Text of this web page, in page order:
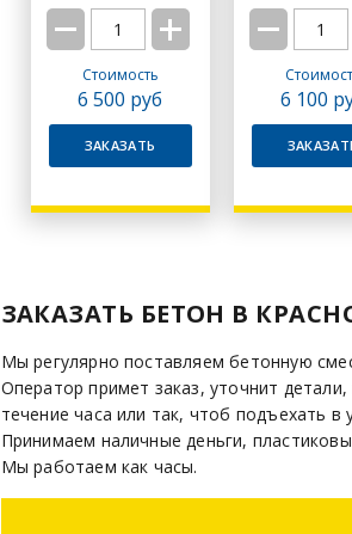
Стоимость
6 500 руб
ЗАКАЗАТЬ
6 100
ЗАКАЗАТЬ БЕТОН В
Мы регулярно поставляем бетонную
Оператор примет заказ, уточнит
течение часа или так, чтоб подъехать
Принимаем наличные деньги,
Мы работаем как часы.